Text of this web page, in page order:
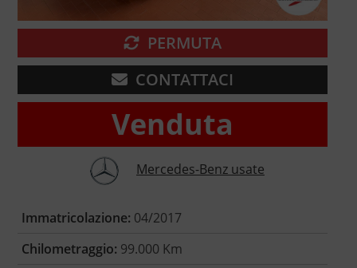
PERMUTA
CONTATTACI
Venduta
Mercedes-Benz usate
Immatricolazione: 04/2017
Chilometraggio: 99.000 Km